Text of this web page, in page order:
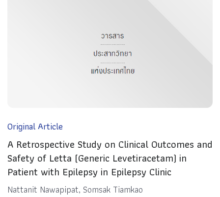
Original Article
A Retrospective Study on Clinical Outcomes and
Safety of Letta (Generic Levetiracetam) in
Patient with Epilepsy in Epilepsy Clinic
Nattanit Nawapipat, Somsak Tiamkao